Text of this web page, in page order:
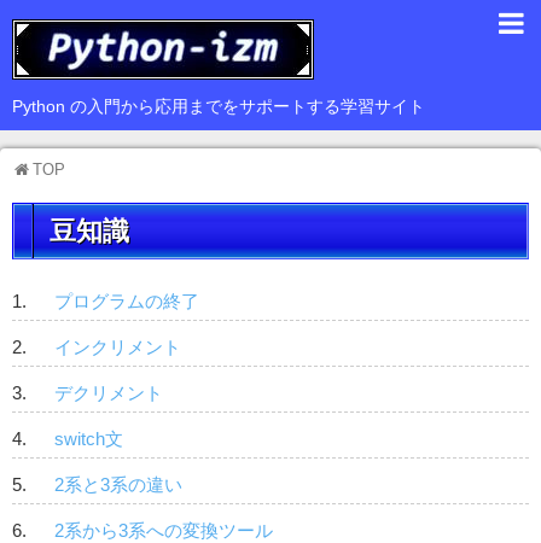
Python の入門から応用までをサポートする学習サイト
TOP
豆知識
プログラムの終了
インクリメント
デクリメント
switch文
2系と3系の違い
2系から3系への変換ツール
入門編
基礎編
豆知識
サードパーティ
Web
GUI
データ解析